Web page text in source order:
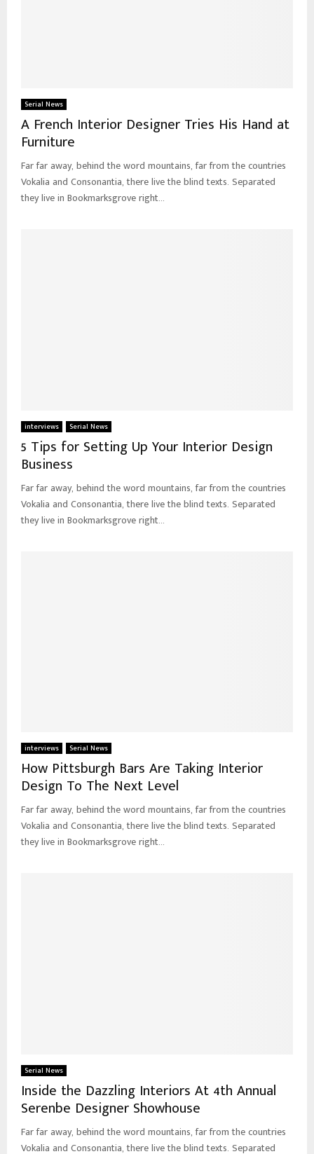
Serial News
A French Interior Designer Tries His Hand at
Furniture
Far far away, behind the word mountains, far from the countries
Vokalia and Consonantia, there live the blind texts. Separated
they live in Bookmarksgrove right...
interviews Serial News
5 Tips for Setting Up Your Interior Design
Business
Far far away, behind the word mountains, far from the countries
Vokalia and Consonantia, there live the blind texts. Separated
they live in Bookmarksgrove right...
interviews Serial News
How Pittsburgh Bars Are Taking Interior
Design To The Next Level
Far far away, behind the word mountains, far from the countries
Vokalia and Consonantia, there live the blind texts. Separated
they live in Bookmarksgrove right...
Serial News
Inside the Dazzling Interiors At 4th Annual
Serenbe Designer Showhouse
Far far away, behind the word mountains, far from the countries
Vokalia and Consonantia, there live the blind texts. Separated